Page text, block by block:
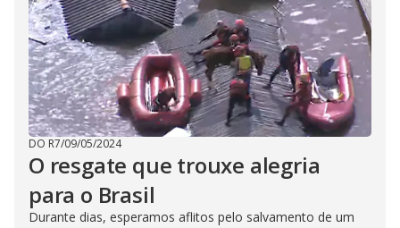
DO R7/09/05/2024
O resgate que trouxe alegria
para o Brasil
Durante dias, esperamos aflitos pelo salvamento de um